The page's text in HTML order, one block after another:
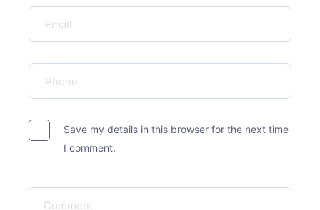
Save my details in this browser for the next time
I comment.